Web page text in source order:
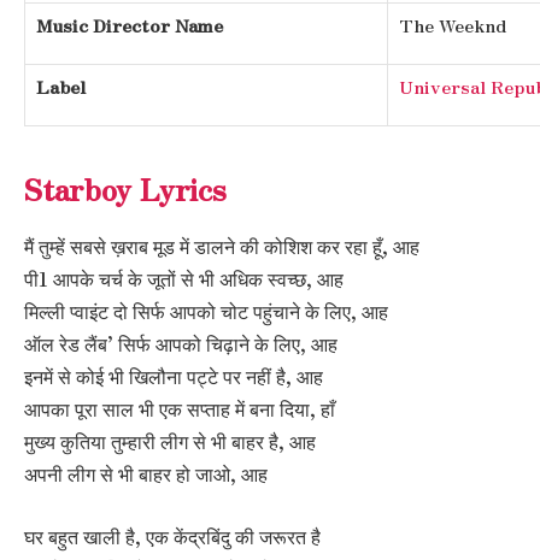
Music Director Name The Weeknd
Label Universal
Starboy Lyrics
मैं तुम्हें सबसे ख़राब मूड में डालने की कोशिश कर रहा हूँ, आह
पी1 आपके चर्च के जूतों से भी अधिक स्वच्छ, आह
मिल्ली प्वाइंट दो सिर्फ आपको चोट पहुंचाने के लिए, आह
ऑल रेड लैंब’ सिर्फ आपको चिढ़ाने के लिए, आह
इनमें से कोई भी खिलौना पट्टे पर नहीं है, आह
आपका पूरा साल भी एक सप्ताह में बना दिया, हाँ
मुख्य कुतिया तुम्हारी लीग से भी बाहर है, आह
अपनी लीग से भी बाहर हो जाओ, आह
घर बहुत खाली है, एक केंद्रबिंदु की जरूरत है